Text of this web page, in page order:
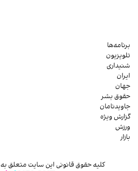
برنامه‌ها
تلویزیون
شنیداری
ایران
جهان
حقوق بشر
جاویدنامان
گزارش ویژه
ورزش
بازار
کلیه حقوق قانونی این سایت متعلق